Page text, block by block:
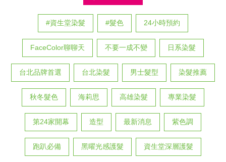
#資生堂染髮 #髮色 24小時預約
FaceColor聊聊天 不要一成不變 日系染髮
台北品牌首選 台北染髮 男士髮型 染髮推薦
秋冬髮色 海莉思 高雄染髮 專業染髮
第24家開幕 造型 最新消息 紫色調
跑趴必備 黑曜光感護髮 資生堂深層護髮